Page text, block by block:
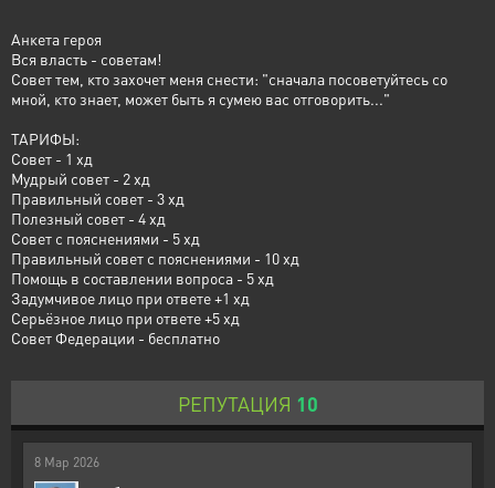
Анкета героя
Вся власть - советам!
Совет тем, кто захочет меня снести: "сначала посоветуйтесь со
мной, кто знает, может быть я сумею вас отговорить..."
ТАРИФЫ:
Совет - 1 хд
Мудрый совет - 2 хд
Правильный совет - 3 хд
Полезный совет - 4 хд
Совет с пояснениями - 5 хд
Правильный совет с пояснениями - 10 хд
Помощь в составлении вопроса - 5 хд
Задумчивое лицо при ответе +1 хд
Серьёзное лицо при ответе +5 хд
Совет Федерации - бесплатно
РЕПУТАЦИЯ 10
8 Мар 2026